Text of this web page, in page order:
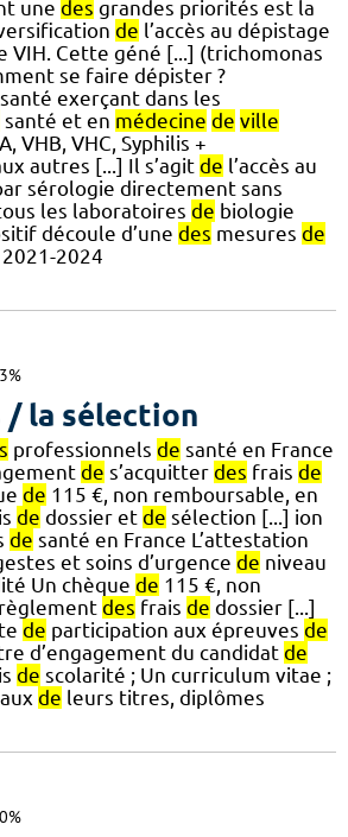
une des grandes priorités est la
de l’accès au dépistage
VIH. Cette géné [...] (trichomonas
se faire dépister ?
santé exerçant dans les
santé et en médecine de ville
VHB, VHC, Syphilis +
autres [...] Il s’agit de l’accès au
sérologie directement sans
les laboratoires de biologie
découle d’une des mesures de
2024
/ la sélection
professionnels de santé en France
de s’acquitter des frais de
de 115 €, non remboursable, en
de dossier et de sélection [...] ion
de santé en France L’attestation
et soins d’urgence de niveau
Un chèque de 115 €, non
des frais de dossier [...]
de participation aux épreuves de
d’engagement du candidat de
de scolarité ; Un curriculum vitae ;
de leurs titres, diplômes